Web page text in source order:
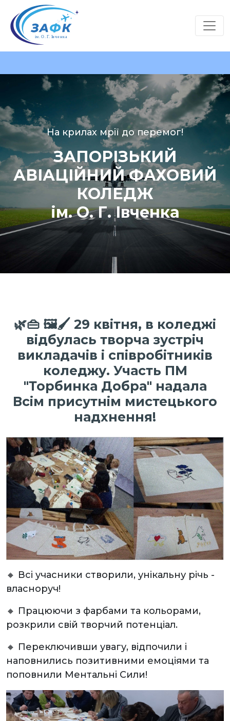
На крилах мрії до перемог!
ЗАПОРІЗЬКИЙ
АВІАЦІЙНИЙ ФАХОВИЙ
КОЛЕДЖ
ім. О. Г. Івченка
🌿👜 🖼️🖌️ 29 квітня, в коледжі
відбулась творча зустріч
викладачів і співробітників
коледжу. Участь ПМ
"Торбинка Добра" надала
Всім присутнім мистецького
надхнення!
🔸 Всі учасники створили, унікальну річь -
власноруч!
🔸 Працюючи з фарбами та кольорами,
розкрили свій творчий потенціал.
🔸 Переключивши увагу, відпочили і
наповнились позитивними емоціями та
поповнили Ментальні Сили!